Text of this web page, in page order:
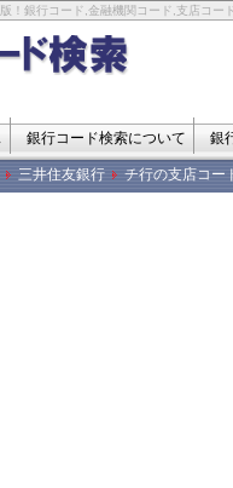
！銀行コード,金融機関コード,支店コー
銀行コード検索について 銀
三井住友銀行 チ行の支店コー